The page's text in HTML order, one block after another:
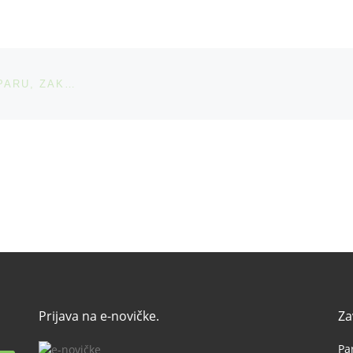
Prijava na e-novičke.